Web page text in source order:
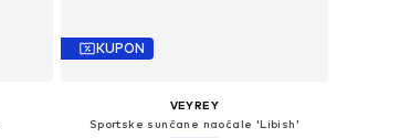
KUPON
VEYREY
Sportske sunčane naočale 'Libish'